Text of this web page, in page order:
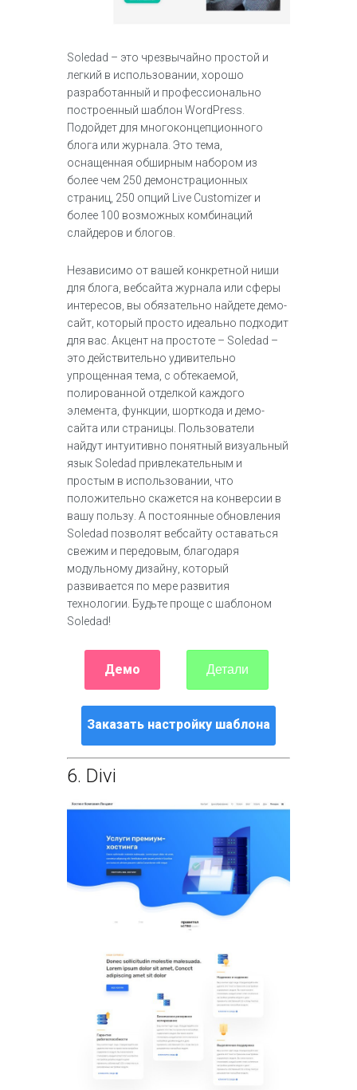
Soledad – это чрезвычайно простой и
легкий в использовании, хорошо
разработанный и профессионально
построенный шаблон WordPress.
Подойдет для многоконцепционного
блога или журнала. Это тема,
оснащенная обширным набором из
более чем 250 демонстрационных
страниц, 250 опций Live Customizer и
более 100 возможных комбинаций
слайдеров и блогов.
Независимо от вашей конкретной ниши
для блога, вебсайта журнала или сферы
интересов, вы обязательно найдете демо-
сайт, который просто идеально подходит
для вас. Акцент на простоте – Soledad –
это действительно удивительно
упрощенная тема, с обтекаемой,
полированной отделкой каждого
элемента, функции, шорткода и демо-
сайта или страницы. Пользователи
найдут интуитивно понятный визуальный
язык Soledad привлекательным и
простым в использовании, что
положительно скажется на конверсии в
вашу пользу. А постоянные обновления
Soledad позволят вебсайту оставаться
свежим и передовым, благодаря
модульному дизайну, который
развивается по мере развития
технологии. Будьте проще с шаблоном
Soledad!
Демо Детали
Заказать настройку шаблона
6. Divi